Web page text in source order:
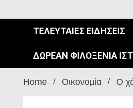
ΤΕΛΕΥΤΑΊΕΣ ΕΙΔΉΣΕΙΣ
ΔΩΡΕΆΝ ΦΙΛΟΞΕΝΊΑ
Home Οικονομία Ο